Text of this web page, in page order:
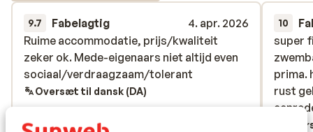
9.7 Fabelagtig
4. apr. 2026
Ruime accommodatie, prijs/kwaliteit
zeker ok. Mede-eigenaars niet altijd even
sociaal/verdraagzaam/tolerant
Ruime accommodatie, prijs/kwaliteit
zeker ok. Mede-eigenaars niet altijd even
sociaal/verdraagzaam/tolerant
Oversæt til dansk (DA)
10
super
prima.
rust
super
prima.
rust